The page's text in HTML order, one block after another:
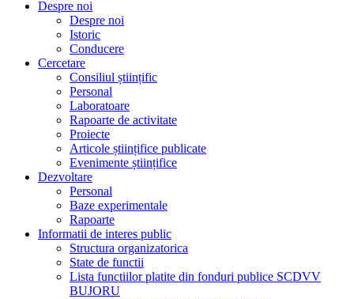
Informatii de interes public
Structura organizatorica
State de functii
Lista functiilor platite din fonduri publice SCDVV
BUJORU
Regulament de organizare si functionare
Regulament intern
Buget de venituri si cheltuieli
Execuție bugetara
Achiziții publice
Declarații de avere si interese
Bilant
Legea 544/2001
Anunțuri
Anunțuri
Cariere
Transparență decizională
Proiecte de acte normative aflate în consultare publică
Formular pentru colectarea de propuneri, opinii,
recomandări
Registrul pentru consemnarea și analizarea